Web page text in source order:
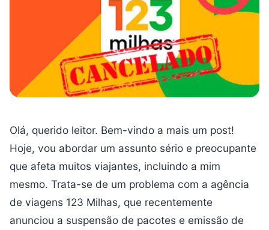
Olá, querido leitor. Bem-vindo a mais um post!
Hoje, vou abordar um assunto sério e preocupante
que afeta muitos viajantes, incluindo a mim
mesmo. Trata-se de um problema com a agência
de viagens 123 Milhas, que recentemente
anunciou a suspensão de pacotes e emissão de